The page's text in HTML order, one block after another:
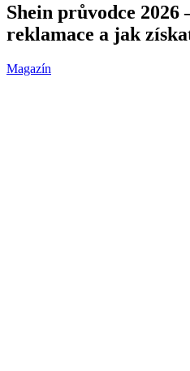
Shein průvodce 2026
reklamace a jak
Magazín